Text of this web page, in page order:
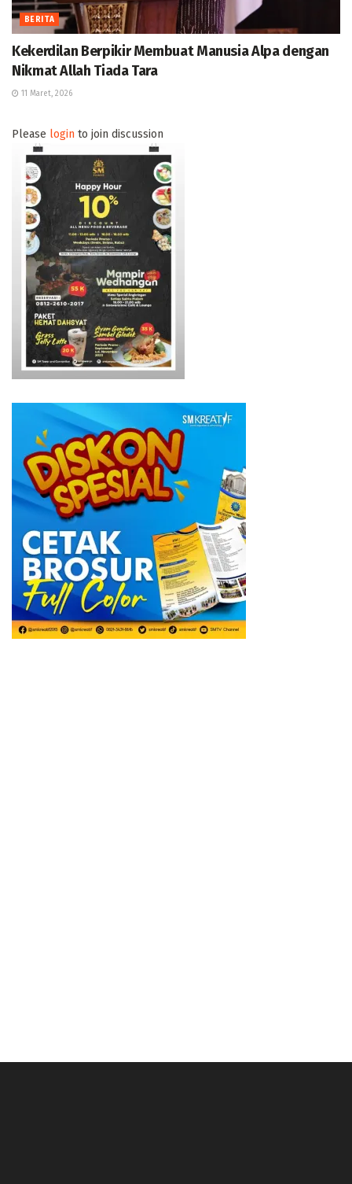
BERITA
Kekerdilan Berpikir Membuat Manusia Alpa dengan
Nikmat Allah Tiada Tara
11 Maret, 2026
Please login to join discussion